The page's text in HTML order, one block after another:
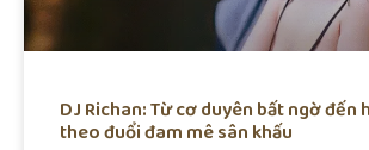
DJ Richan: Từ cơ duyên bất ngờ đến
theo đuổi đam mê sân khấu